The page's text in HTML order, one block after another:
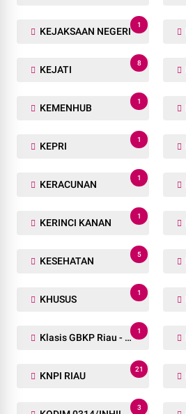
KEJAKSAAN NEGERI
1
KEJATI
8
KEMENHUB
1
KEPRI
1
KERACUNAN
1
KERINCI KANAN
1
KESEHATAN
5
KHUSUS
1
Klasis GBKP Riau - Sumbar.
1
KNPI RIAU
21
3